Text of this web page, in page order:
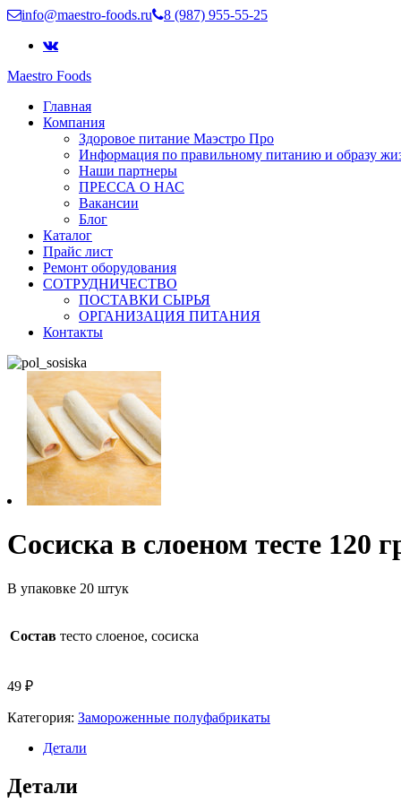
info@maestro-foods.ru 8 (987) 955-55-25
Maestro Foods
Компания Маэстро
Симфония вкуса
Главная
Компания
Здоровое питание Маэстро Про
Информация по правильному питанию и образу
Наши партнеры
ПРЕССА О НАС
Вакансии
Блог
Каталог
Прайс лист
Ремонт оборудования
СОТРУДНИЧЕСТВО
ПОСТАВКИ СЫРЬЯ
ОРГАНИЗАЦИЯ ПИТАНИЯ
Контакты
Сосиска в слоеном тесте 120
В упаковке 20 штук
Состав тесто слоеное, сосиска
49 ₽
Категория: Замороженные полуфабрикаты
Детали
Детали